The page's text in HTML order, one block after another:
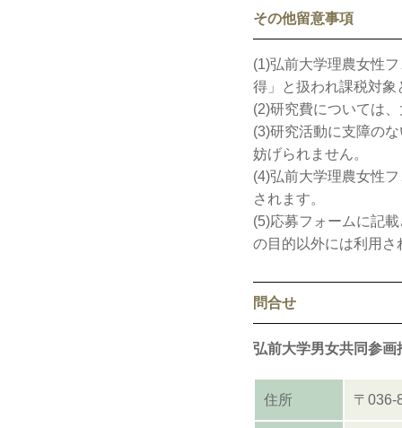
その他留意事項
(1)弘前大学理農女性
得」と扱われ課税対
(2)研究費については
(3)研究活動に支障の
妨げられません。
(4)弘前大学理農女性
されます。
(5)応募フォームに記
の目的以外には利用さ
問合せ
弘前大学男女共同参画
住所 〒